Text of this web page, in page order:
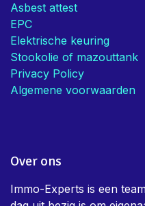
Asbest attest
EPC
Elektrische keuring
Stookolie of mazouttank
Privacy Policy
Algemene voorwaarden
Over ons
Immo-Experts is een